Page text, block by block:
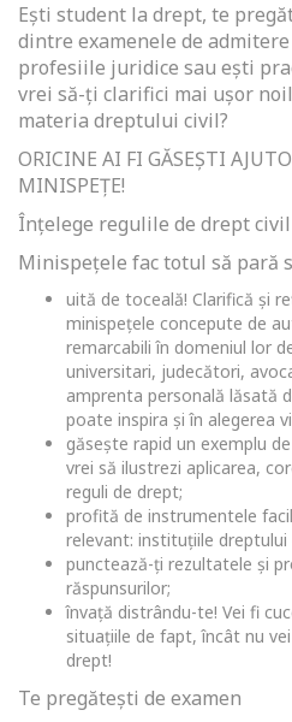
Ești student la drept, te
dintre examenele de
profesiile juridice sau ești
vrei să-ți clarifici mai ușor
materia dreptului civil?
ORICINE AI FI GĂSEȘTI
MINISPEȚE!
Înțelege regulile de drept
Minispețele fac totul să pară
uită de toceală! Clarifică și
minispețele concepute de
remarcabili în domeniul lor
universitari, judecători,
amprenta personală lăsată
poate inspira și în alegerea
găsește rapid un exemplu
vrei să ilustrezi aplicarea,
reguli de drept;
profită de instrumentele
relevant: instituțiile
punctează-ți rezultatele și
răspunsurilor;
învață distrându-te! Vei fi
situațiile de fapt, încât nu
drept!
Te pregătești de examen